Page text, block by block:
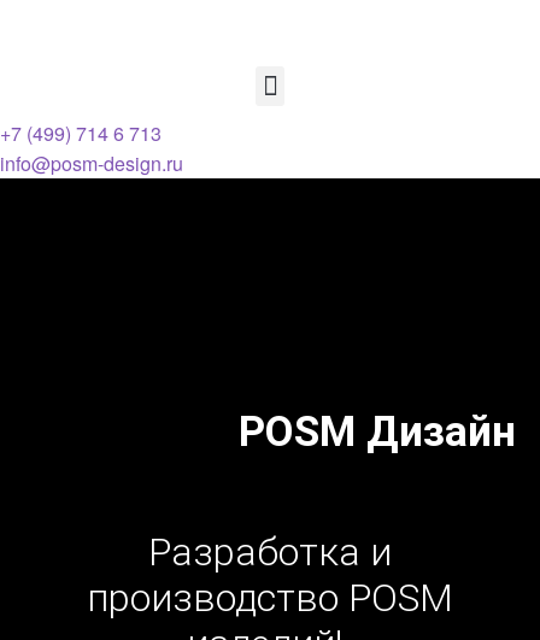
+7 (499) 714 6 713
info@posm-design.ru
POSM Дизайн
Разработка и
производство POSM